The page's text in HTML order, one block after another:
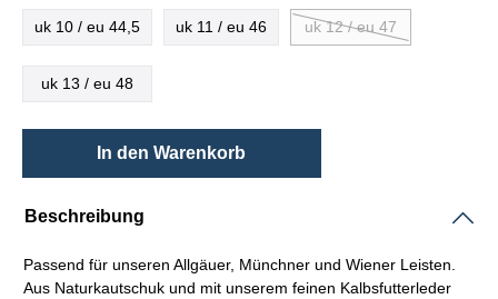
uk 10 / eu 44,5 uk 11 / eu 46 uk 12 / eu 47
uk 13 / eu 48
In den Warenkorb
Beschreibung
Passend für unseren Allgäuer, Münchner und Wiener Leisten.
Aus Naturkautschuk und mit unserem feinen Kalbsfutterleder